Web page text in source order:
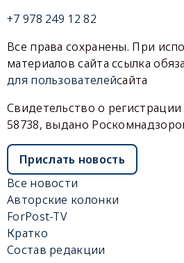
+7 978 249 12 82
Все права сохранены. При
материалов сайта ссылка
для пользователейсайта
Свидетельство о
58738, выдано
Прислать новость
Все новости
Авторские колонки
ForPost-TV
Кратко
Состав редакции